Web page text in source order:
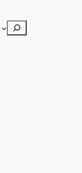
Rechercher